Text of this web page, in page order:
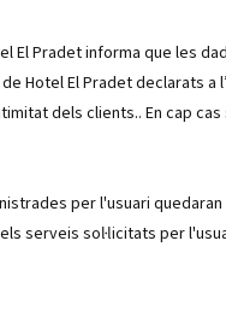
El Pradet informa que les
Hotel El Pradet declarats a
dels clients.. En cap
per l'usuari
serveis sol·licitats per